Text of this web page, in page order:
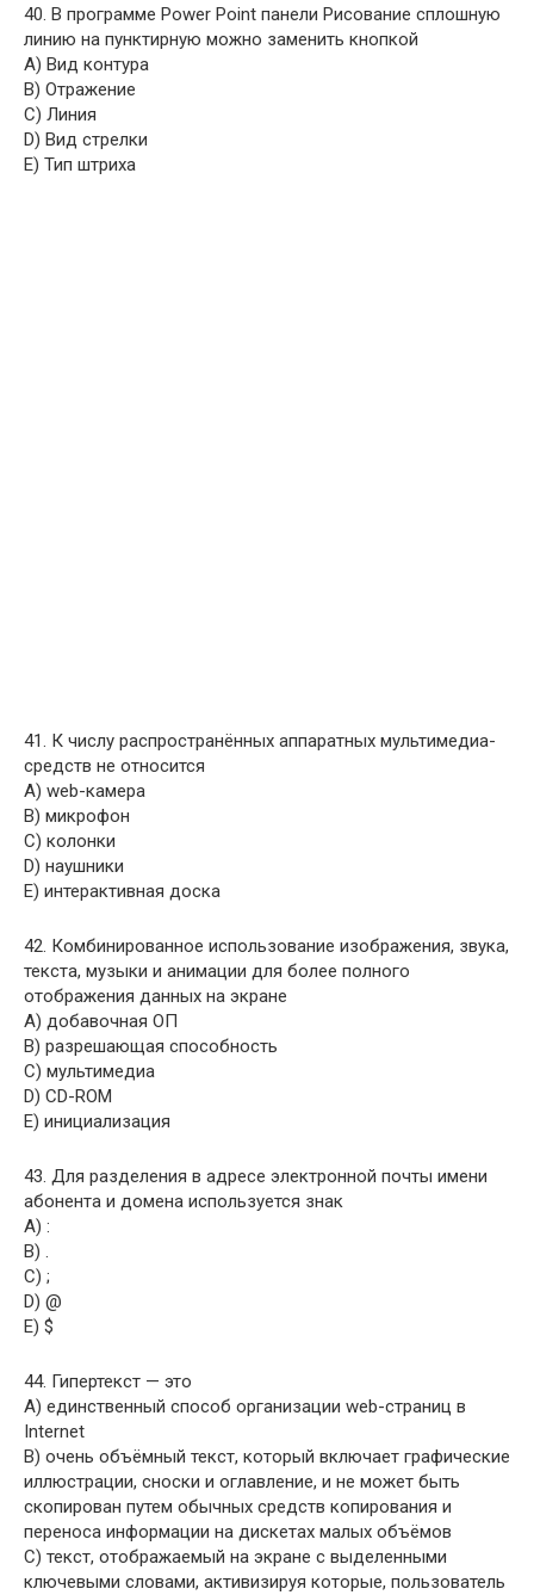
40. В программе Power Point панели Рисование сплошную
линию на пунктирную можно заменить кнопкой
A) Вид контура
B) Отражение
C) Линия
D) Вид стрелки
E) Тип штриха
41. К числу распространённых аппаратных мультимедиа-
средств не относится
A) web-камера
B) микрофон
C) колонки
D) наушники
E) интерактивная доска
42. Комбинированное использование изображения, звука,
текста, музыки и анимации для более полного
отображения данных на экране
A) добавочная ОП
B) разрешающая способность
C) мультимедиа
D) CD-ROM
E) инициализация
43. Для разделения в адресе электронной почты имени
абонента и домена используется знак
A) :
B) .
C) ;
D) @
E) $
44. Гипертекст — это
A) единственный способ организации web-страниц в
Internet
B) очень объёмный текст, который включает графические
иллюстрации, сноски и оглавление, и не может быть
скопирован путем обычных средств копирования и
переноса информации на дискетах малых объёмов
C) текст, отображаемый на экране с выделенными
ключевыми словами, активизируя которые, пользователь